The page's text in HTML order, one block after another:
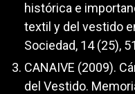
histórica e
textil y del vestido
Sociedad, 14 (25),
CANAIVE (2009).
del Vestido.